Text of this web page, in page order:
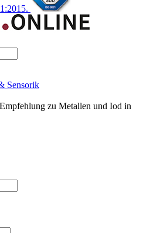
Sensorik
zu Metallen und Iod in